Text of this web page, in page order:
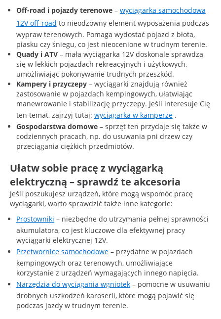
Off-road i pojazdy terenowe– wyciągarka samochodowa
12V off-road to nieodzowny element wyposażenia podczas
wypraw terenowych. Pomaga wydostać pojazd z błota,
piasku czy śniegu, co jest nieocenione w trudnym terenie.
Quady i ATV – mała wyciągarka 12V doskonale sprawdza
się w lekkich pojazdach rekreacyjnych i użytkowych,
umożliwiając pokonywanie trudnych przeszkód.
Kampery i przyczepy– wyciągarki znajdują również
zastosowanie w pojazdach kempingowych, ułatwiając
manewrowanie i stabilizację przyczepy. Jeśli interesuje Cię
ten temat, zajrzyj tutaj: wyciągarka w kamperze.
Gospodarstwa domowe– sprzęt ten przydaje się także w
codziennych pracach, np. do usuwania pni drzew czy
przeciągania ciężkich przedmiotów.
Ułatw sobie pracę z wyciągarką
elektryczną – sprawdź te akcesoria
Jeśli poszukujesz urządzeń, które mogą wspomóc pracę
wyciągarki, warto sprawdzić także inne kategorie:
Prostowniki – niezbędne do utrzymania pełnej sprawności
akumulatora, co jest kluczowe dla efektywnej pracy
wyciągarki elektrycznej 12V.
Przetwornice samochodowe– przydatne w pojazdach
kempingowych oraz terenowych, umożliwiające
korzystanie z urządzeń wymagających innego napięcia.
Narzędzia do wyciągania wgniotek– pomocne w usuwaniu
drobnych uszkodzeń karoserii, które mogą pojawić się
podczas jazdy w trudnym terenie.